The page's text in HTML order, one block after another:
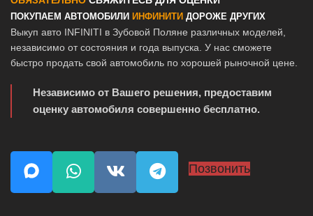
ПОКУПАЕМ АВТОМОБИЛИ ИНФИНИТИ ДОРОЖЕ ДРУГИХ
Выкуп авто INFINITI в Зубовой Поляне различных моделей,
независимо от состояния и года выпуска. У нас сможете
быстро продать свой автомобиль по хорошей рыночной цене.
Независимо от Вашего решения, предоставим
оценку автомобиля совершенно бесплатно.
Позвонить